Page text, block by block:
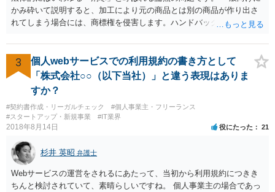
かみ砕いて説明すると、加工により元の商品とは別の商品が作り出さ
れてしまう場合には、商標権を侵害します。ハンドバッグをポーチに
ための加工（一般にいう修理）は、商標権を侵害しません。 商標権者
は、その商品を売ったときに対価を回収しているので、商標権は用い
尽くされている（用尽、消尽といいます。）と解釈されます。他方
で、商標権者の預かり知らないところで、販売した商品から別の商品
（コピー品やリメイク品）が作りだされてしまうと、その商品が仮に
酷い品質であれば、商標権者のブランドイメージが傷ついてしまいま
すし、その証商標権者にクレームが来てしまいますので、商標権を侵
害します。その商品が流通すれば商標権（ロゴマーク等）に対する一
般消費者の信頼も害することになります。また、本来商標権者に入る
べき利益が入らないことになります。 修理だけではそのような問題は
生じません。
3
個人webサービスでの利用規約の書き方として
「株式会社○○（以下当社）」と違う表現はありま
すか？
#契約書作成・リーガルチェック
#個人事業主・フリーランス
#スタートアップ・新規事業
#IT業界
2018年8月14日 役にたった 21
杉井 英昭 弁護士
Webサービスの運営をされるにあたって、当初から利用規約につきき
ちんと検討されていて、素晴らしいですね。 個人事業主の場合であっ